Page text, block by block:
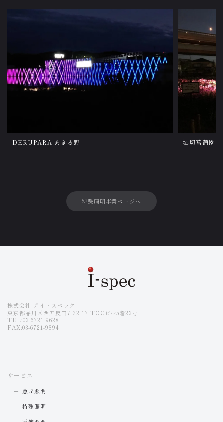
DERUPARA あきる野 堀切菖蒲園
特殊照明事業ページへ
株式会社 アイ・スペック
東京都品川区西五反田7-22-17 TOCビル5階23号
TEL:03-6721-9628
FAX:03-6721-9894
サービス
意匠照明
特殊照明